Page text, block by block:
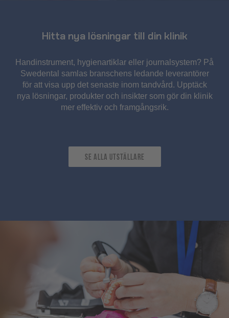
Hitta nya lösningar till din klinik
Handinstrument, hygienartiklar eller journalsystem? På
Swedental samlas branschens ledande leverantörer
för att visa upp det senaste inom tandvård. Upptäck
nya lösningar, produkter och insikter som gör din klinik
mer effektiv och framgångsrik.
se alla utställare